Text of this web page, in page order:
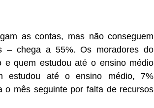
as contas, mas não conseguem
– chega a 55%. Os moradores do
e quem estudou até o ensino médio
estudou até o ensino médio, 7%
o mês seguinte por falta de recursos